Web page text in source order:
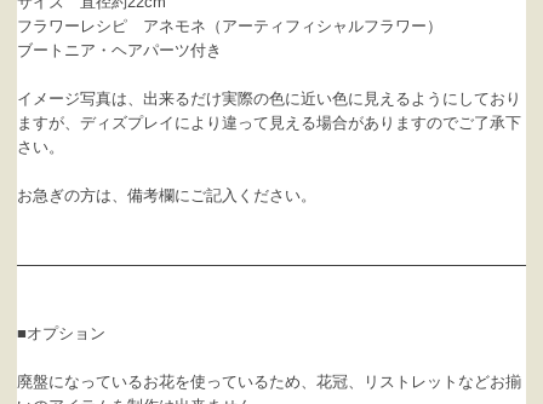
フラワーレシピ アネモネ（アーティフィシャルフラワー）
ブートニア・ヘアパーツ付き
イメージ写真は、出来るだけ実際の色に近い色に見えるようにしており
ますが、ディズプレイにより違って見える場合がありますのでご了承下
さい。
お急ぎの方は、備考欄にご記入ください。
■オプション
廃盤になっているお花を使っているため、花冠、リストレットなどお揃